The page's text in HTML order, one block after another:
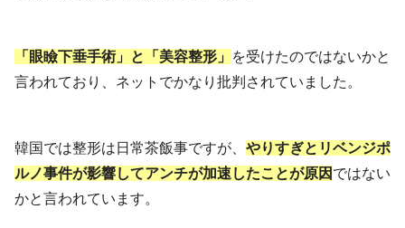
「眼瞼下垂手術」と「美容整形」 を受けたのではないかと
言われており、ネットでかなり批判されていました。
韓国では整形は日常茶飯事ですが、 やりすぎとリベンジポ
ルノ事件が影響してアンチが加速したことが原因 ではない
かと言われています。